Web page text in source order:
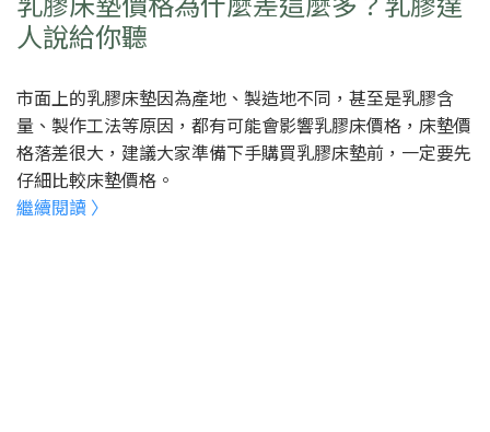
人說給你聽
市面上的乳膠床墊因為產地、製造地不同，甚至是乳膠含
量、製作工法等原因，都有可能會影響乳膠床價格，床墊價
格落差很大，建議大家準備下手購買乳膠床墊前，一定要先
仔細比較床墊價格。
繼續閱讀 〉